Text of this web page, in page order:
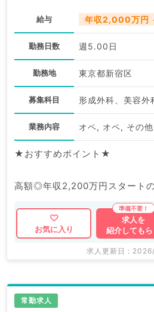
給与 年収2,000万円
勤務日数 週5.00日
勤務地 東京都新宿区
募集科目
業務内容
★おすすめポイント★
高額◎年収2,200万円スタート
美容未経験の先生への教育環境
マイナビDOCTORでは病院やク
関求人はもちろんのこと、
ます。
人内容の詳細等はお気軽にお問
お気に入り
求人を
紹介してもら
求人更新日 :
常勤求人